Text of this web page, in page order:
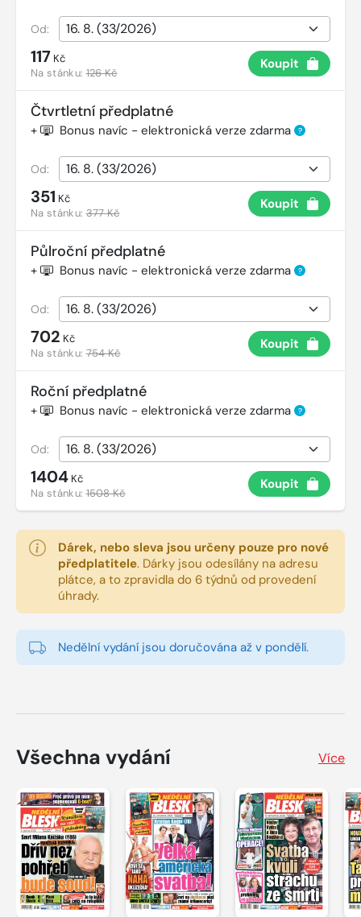
Od:
117 Kč
Na stánku:126 Kč
Koupit
Čtvrtletní předplatné
+ Bonus navíc - elektronická verze zdarma ?
Od:
351 Kč
Na stánku:377 Kč
Koupit
Půlroční předplatné
+ Bonus navíc - elektronická verze zdarma ?
Od:
702 Kč
Na stánku:754 Kč
Koupit
Roční předplatné
+ Bonus navíc - elektronická verze zdarma ?
Od:
1404 Kč
Na stánku:1508 Kč
Koupit
Dárek, nebo sleva jsou určeny pouze pro nové
předplatitele. Dárky jsou odesílány na adresu
plátce, a to zpravidla do 6 týdnů od provedení
úhrady.
Nedělní vydání jsou doručována až v pondělí.
Všechna vydání Více